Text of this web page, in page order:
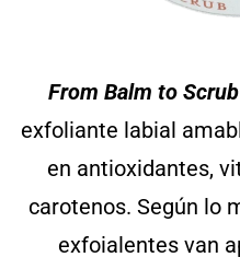
From Balm to
exfoliante labial
en antioxidantes,
carotenos. Según lo
exfoialentes van